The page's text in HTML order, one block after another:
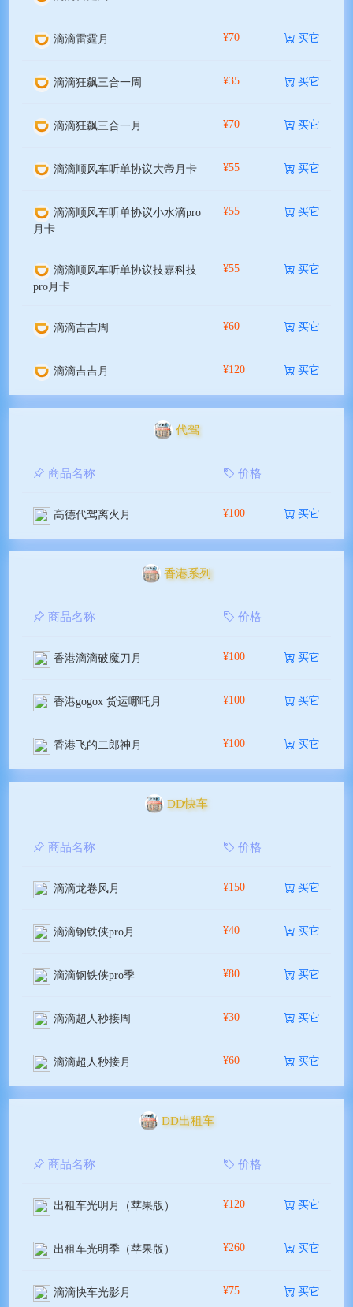
滴滴雷霆月 ¥70 买它
滴滴狂飙三合一周 ¥35 买它
滴滴狂飙三合一月 ¥70 买它
滴滴顺风车听单协议大帝月卡 ¥55 买它
滴滴顺风车听单协议小水滴pro
月卡
¥55 买它
滴滴顺风车听单协议技嘉科技
pro月卡
¥55 买它
滴滴吉吉周 ¥60 买它
滴滴吉吉月 ¥120 买它
代驾
商品名称 价格
高德代驾离火月 ¥100 买它
香港系列
商品名称 价格
香港滴滴破魔刀月 ¥100 买它
香港gogox 货运哪吒月 ¥100 买它
香港飞的二郎神月 ¥100 买它
DD快车
商品名称 价格
滴滴龙卷风月 ¥150 买它
滴滴钢铁侠pro月 ¥40 买它
滴滴钢铁侠pro季 ¥80 买它
滴滴超人秒接周 ¥30 买它
滴滴超人秒接月 ¥60 买它
DD出租车
商品名称 价格
出租车光明月（苹果版） ¥120 买它
出租车光明季（苹果版） ¥260 买它
滴滴快车光影月 ¥75 买它